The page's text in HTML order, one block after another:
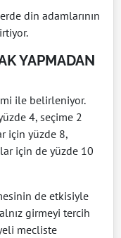
din adamlarının
YAPMADAN
ile belirleniyor.
4, seçime 2
için yüzde 8,
için de yüzde 10
de etkisiyle
girmeyi tercih
mecliste